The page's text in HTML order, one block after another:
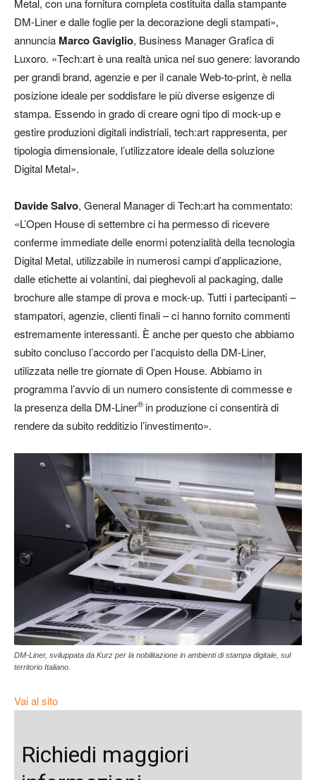
Metal, con una fornitura completa costituita dalla stampante
DM-Liner e dalle foglie per la decorazione degli stampati»,
annuncia Marco Gaviglio, Business Manager Grafica di
Luxoro. «Tech:art è una realtà unica nel suo genere: lavorando
per grandi brand, agenzie e per il canale Web-to-print, è nella
posizione ideale per soddisfare le più diverse esigenze di
stampa. Essendo in grado di creare ogni tipo di mock-up e
gestire produzioni digitali indistriali, tech:art rappresenta, per
tipologia dimensionale, l’utilizzatore ideale della soluzione
Digital Metal».
Davide Salvo, General Manager di Tech:art ha commentato:
«L’Open House di settembre ci ha permesso di ricevere
conferme immediate delle enormi potenzialità della tecnologia
Digital Metal, utilizzabile in numerosi campi d’applicazione,
dalle etichette ai volantini, dai pieghevoli al packaging, dalle
brochure alle stampe di prova e mock-up. Tutti i partecipanti –
stampatori, agenzie, clienti finali – ci hanno fornito commenti
estremamente interessanti. È anche per questo che abbiamo
subito concluso l’accordo per l’acquisto della DM-Liner,
utilizzata nelle tre giornate di Open House. Abbiamo in
programma l’avvio di un numero consistente di commesse e
la presenza della DM-Liner®in produzione ci consentirà di
rendere da subito redditizio l’investimento».
DM-Liner, sviluppata da Kurz per la nobilitazione in ambienti di stampa digitale, sul
territorio Italiano.
Vai al sito
Richiedi maggiori